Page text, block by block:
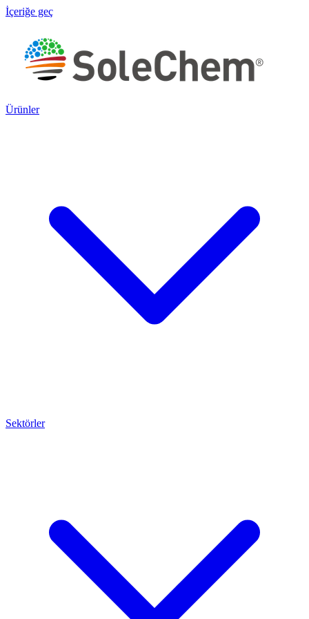
İçeriğe geç
Ürünler
Sektörler